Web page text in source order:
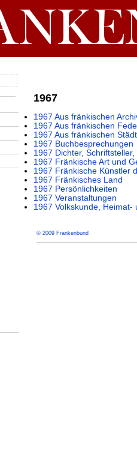
1967
1967 Aus fränkischen
1967 Aus fränkischen
1967 Aus fränkischen
1967 Buchbesprechungen
1967 Dichter,
1967 Fränkische Art und
1967 Fränkische Künstler
1967 Fränkisches Land
1967 Persönlichkeiten
1967 Veranstaltungen
1967 Volkskunde, Heimat-
© 2009 Frankenbund